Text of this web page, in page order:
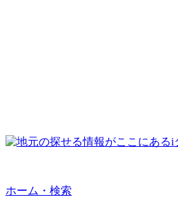
ホーム・検索